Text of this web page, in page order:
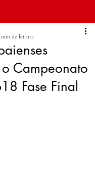
Campeonato
Fase Final
min de leitura